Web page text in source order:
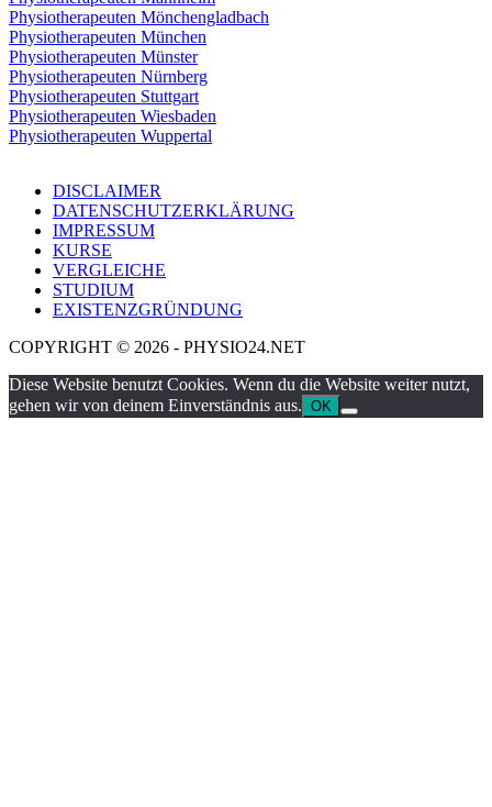
Physiotherapeuten Mönchengladbach
Physiotherapeuten München
Physiotherapeuten Münster
Physiotherapeuten Nürnberg
Physiotherapeuten Stuttgart
Physiotherapeuten Wiesbaden
Physiotherapeuten Wuppertal
DISCLAIMER
DATENSCHUTZERKLÄRUNG
IMPRESSUM
KURSE
VERGLEICHE
STUDIUM
EXISTENZGRÜNDUNG
COPYRIGHT © 2026 - PHYSIO24.NET
Diese Website benutzt Cookies. Wenn du die Website weiter nutzt,
gehen wir von deinem Einverständnis aus. OK